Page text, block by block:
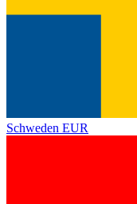
Schweden EUR